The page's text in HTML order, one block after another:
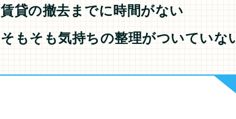
賃貸の撤去までに時間がない
そもそも気持ちの整理がついていな